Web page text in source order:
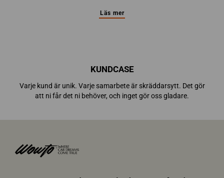
Läs mer
KUNDCASE
Varje kund är unik. Varje samarbete är skräddarsytt. Det gör
att ni får det ni behöver, och inget gör oss gladare.